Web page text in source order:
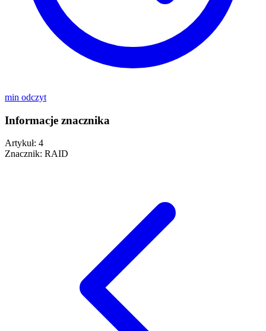
min odczyt
Informacje znacznika
Artykuł: 4
Znacznik: RAID